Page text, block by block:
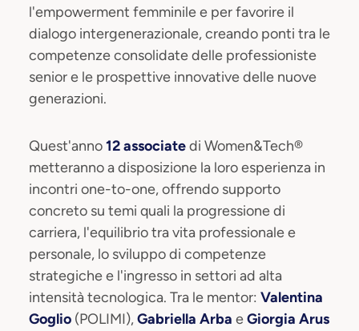
l'empowerment femminile e per favorire il
dialogo intergenerazionale, creando ponti tra le
competenze consolidate delle professioniste
senior e le prospettive innovative delle nuove
generazioni.
Quest'anno12 associatedi Women&Tech®
metteranno a disposizione la loro esperienza in
incontri one-to-one, offrendo supporto
concreto su temi quali la progressione di
carriera, l'equilibrio tra vita professionale e
personale, lo sviluppo di competenze
strategiche e l'ingresso in settori ad alta
intensità tecnologica. Tra le mentor: Valentina
Goglio (POLIMI),Gabriella Arba eGiorgia Arus